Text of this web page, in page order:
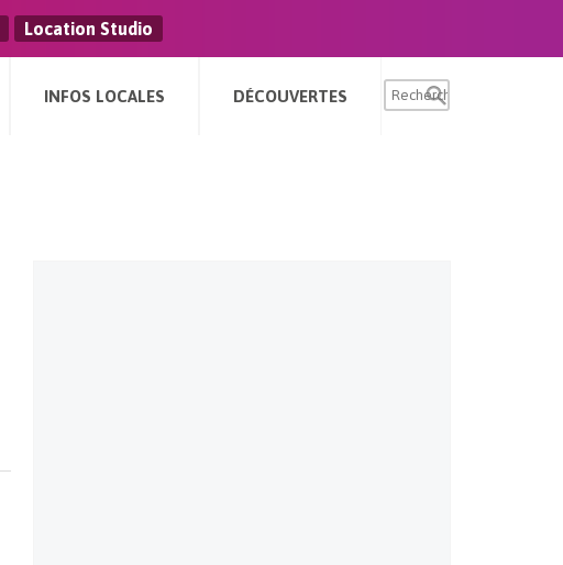
Location Studio
INFOS LOCALES DÉCOUVERTES